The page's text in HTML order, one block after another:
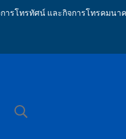
การโทรทัศน์ และกิจการโทรคมนา